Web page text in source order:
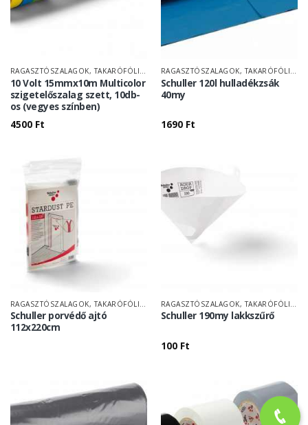
RAGASZTÓSZALAGOK, TAKARÓFÓLIÁK
10 Volt 15mmx10m Multicolor
szigetelőszalag szett, 10db-
os (vegyes színben)
4500 Ft
RAGASZTÓSZALAGOK, TAKARÓFÓLIÁK
Schuller 120l hulladékzsák
40my
1690 Ft
Schuller porvédő ajtó
112x220cm
Schuller 190my lakkszűrő
100 Ft